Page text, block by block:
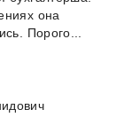
она
Порого...